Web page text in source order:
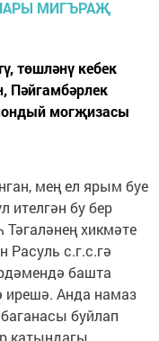
төшләнү кебек
Пәйгамбәрлек
могҗизасы
мең ел ярым буе
ителгән бу бер
Тәгаләнең хикмәте
с.г.с.гә
башта
ирешә. Анда намаз
буйлап
катындагы